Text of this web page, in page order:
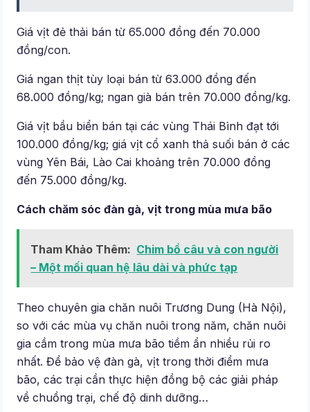
Giá vịt đẻ thải bán từ 65.000 đồng đến 70.000
đồng/con.
Giá ngan thịt tùy loại bán từ 63.000 đồng đến
68.000 đồng/kg; ngan già bán trên 70.000 đồng/kg.
Giá vịt bầu biển bán tại các vùng Thái Bình đạt tới
100.000 đồng/kg; giá vịt cổ xanh thả suối bán ở các
vùng Yên Bái, Lào Cai khoảng trên 70.000 đồng
đến 75.000 đồng/kg.
Cách chăm sóc đàn gà, vịt trong mùa mưa bão
Tham Khảo Thêm: Chim bồ câu và con người
– Một mối quan hệ lâu dài và phức tạp
Theo chuyên gia chăn nuôi Trương Dung (Hà Nội),
so với các mùa vụ chăn nuôi trong năm, chăn nuôi
gia cầm trong mùa mưa bão tiềm ẩn nhiều rủi ro
nhất. Để bảo vệ đàn gà, vịt trong thời điểm mưa
bão, các trại cần thực hiện đồng bộ các giải pháp
về chuồng trại, chế độ dinh dưỡng…